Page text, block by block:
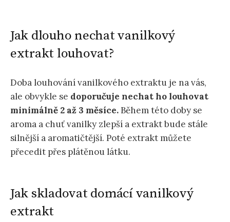
Jak dlouho nechat vanilkový
extrakt louhovat?
Doba louhování vanilkového extraktu je na vás,
ale obvykle se doporučuje nechat ho louhovat
minimálně 2 až 3 měsíce.Během této doby se
aroma a chuť vanilky zlepší a extrakt bude stále
silnější a aromatičtější. Poté extrakt můžete
přecedit přes plátěnou látku.
Jak skladovat domácí vanilkový
extrakt